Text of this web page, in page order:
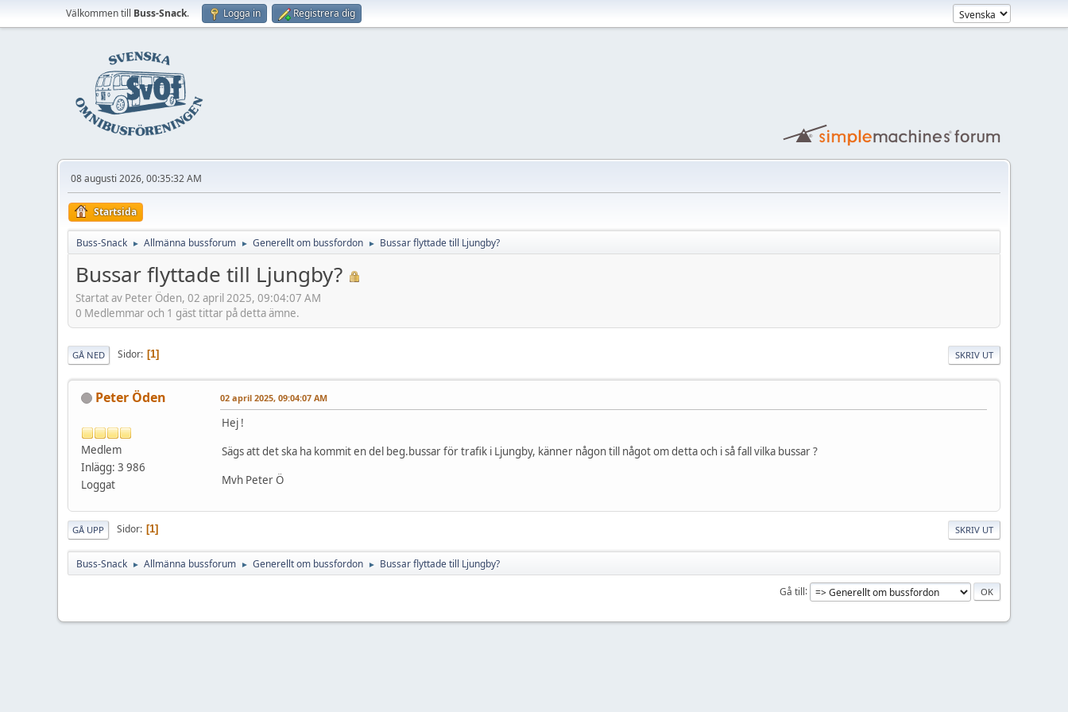
Välkommen till Buss-Snack. Logga in Registrera dig
08 augusti 2026, 00:35:32 AM
Startsida
Buss-Snack ► Allmänna bussforum ► Generellt om bussfordon ► Bussar flyttade till Ljungby?
Bussar flyttade till Ljungby?
Startat av Peter Öden, 02 april 2025, 09:04:07 AM
0 Medlemmar och 1 gäst tittar på detta ämne.
SKRIV UT
GÅ NED Sidor 1
Peter Öden
Medlem
Inlägg: 3 986
Loggat
02 april 2025, 09:04:07 AM
Hej !
Sägs att det ska ha kommit en del beg.bussar för trafik i Ljungby, känner någon till något om detta och i så fall vilka bussar ?
Mvh Peter Ö
SKRIV UT
GÅ UPP Sidor 1
Buss-Snack ► Allmänna bussforum ► Generellt om bussfordon ► Bussar flyttade till Ljungby?
Gå till